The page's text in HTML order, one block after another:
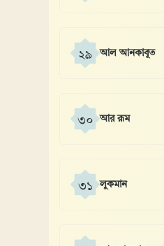
২৯ আল আনকাবূত
৩০ আর রূম
৩১ লুকমান